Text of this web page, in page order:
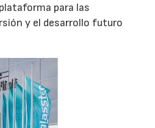
para las
y el desarrollo futuro